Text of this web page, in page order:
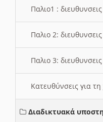
Παλιο1 :
Παλιο 2:
Παλιο 3:
Κατευθύνσεις για
Διαδικτυακά